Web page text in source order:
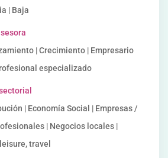
| Baja
| Crecimiento | Empresario
especializado
| Economía Social | Empresas /
| Negocios locales |
travel